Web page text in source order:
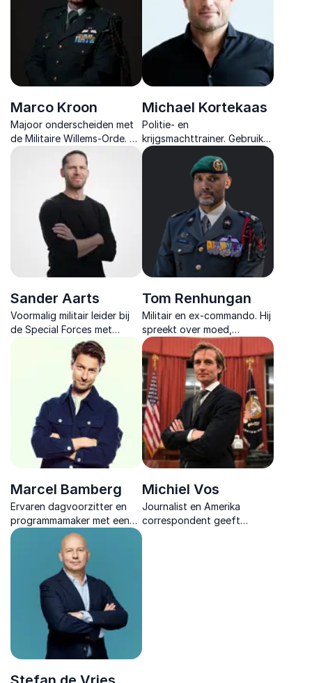
Marco Kroon
Majoor onderscheiden met
de Militaire Willems‑Orde. Hij
motiveert met krachtige
verhalen over leiderschap,
loyaliteit & durf.
Michael Kortekaas
Politie- en
krijgsmachttrainer. Gebruikt
ervaring uit politie en
defensie in lezingen over
energiemanagement om
high performance uit je
organisatie te halen.
Sander Aarts
Voormalig militair leider bij
de Special Forces met
ongekende expertise in
leiderschap mentale kracht
en topprestaties in de
meest extreme
omstandigheden.
Tom Renhungan
Militair en ex-commando. Hij
spreekt over moed,
schaduw, kwetsbaarheid en
hoe je jezelf terugvindt als
alles donker lijkt.
Marcel Bamberg
Ervaren dagvoorzitter en
programmamaker met een
scherpe interviewstijl, brede
kennis van politiek en media
en een talent voor satire.
Michiel Vos
Journalist en Amerika
correspondent geeft